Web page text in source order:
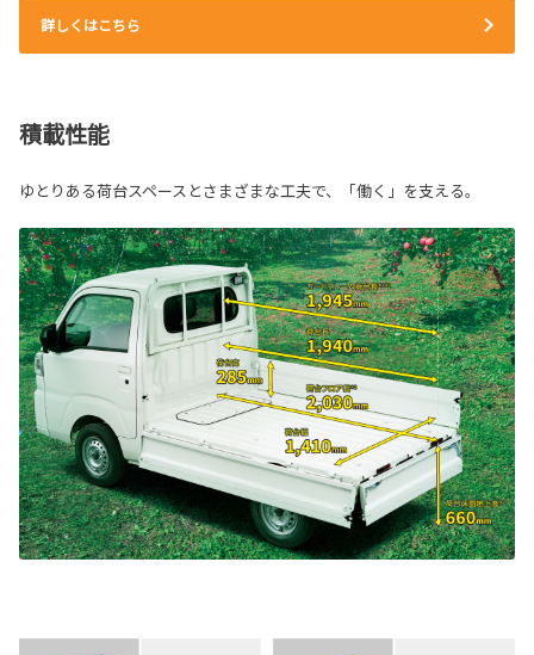
詳しくはこちら
積載性能
ゆとりある荷台スペースとさまざまな工夫で、「働く」を支える。